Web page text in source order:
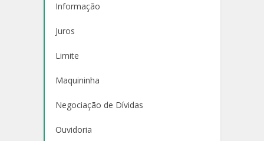
Informação
Juros
Limite
Maquininha
Negociação de Dívidas
Ouvidoria